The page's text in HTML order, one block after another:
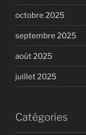
octobre 2025
septembre 2025
août 2025
juillet 2025
Catégories